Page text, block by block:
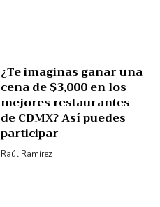
¿Te imaginas ganar una
cena de $3,000 en los
mejores restaurantes
de CDMX? Así puedes
participar
Raúl Ramírez